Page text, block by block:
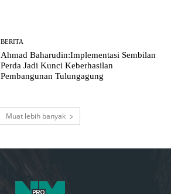
BERITA
Ahmad Baharudin:Implementasi Sembilan
Perda Jadi Kunci Keberhasilan
Pembangunan Tulungagung
Muat lebih banyak